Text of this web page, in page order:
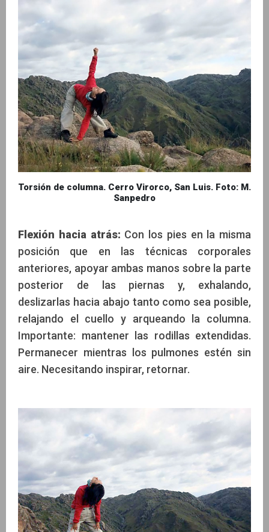
Torsión de columna. Cerro Virorco, San Luis. Foto: M.
Sanpedro
Flexión hacia atrás: Con los pies en la misma
posición que en las técnicas corporales
anteriores, apoyar ambas manos sobre la parte
posterior de las piernas y, exhalando,
deslizarlas hacia abajo tanto como sea posible,
relajando el cuello y arqueando la columna.
Importante: mantener las rodillas extendidas.
Permanecer mientras los pulmones estén sin
aire. Necesitando inspirar, retornar.